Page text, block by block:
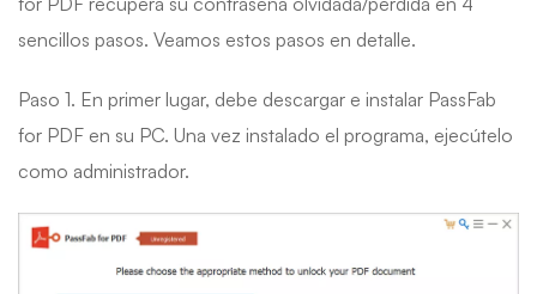
sencillos pasos. Veamos estos pasos en detalle.
Paso 1. En primer lugar, debe descargar e instalar PassFab
for PDF en su PC. Una vez instalado el programa, ejecútelo
como administrador.